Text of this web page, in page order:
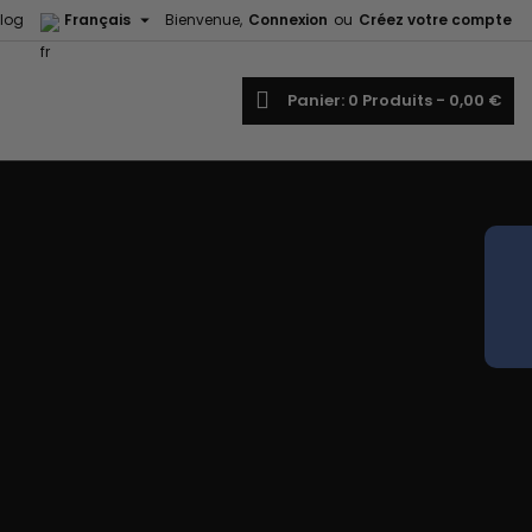
Bienvenue, Connexion ou Créez votre compte
Français 
Panier 0 Produits - 0,00 €